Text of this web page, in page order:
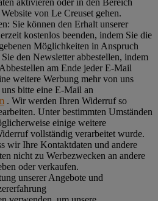
von Le Creuset gehen.
Sie können den Erhalt unserer
kostenlos beenden, indem Sie die
Möglichkeiten in Anspruch
den Newsletter abbestellen, indem
am Ende jeder E-Mail
weitere Werbung mehr von uns
bitte eine E-Mail an
. Wir werden Ihren Widerruf so
Unter bestimmten Umständen
einige weitere
vollständig verarbeitet wurde.
wir Ihre Kontaktdaten und andere
nicht zu Werbezwecken an andere
oder verkaufen.
unserer Angebote und